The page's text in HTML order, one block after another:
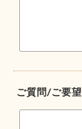
ご質問/ご要望